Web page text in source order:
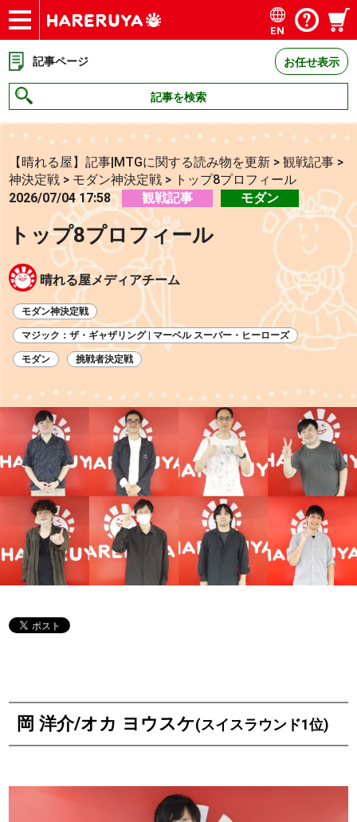
ショップ
買取
記事
デッキ検索
デッキ構築
選手一覧
店舗一覧
イベント
お問い合わせ
EN
記事ページ お任せ表示
記事を検索
【晴れる屋】記事|MTGに関する読み物を更新 >観戦記事 >
神決定戦 > モダン神決定戦 > トップ8プロフィール
2026/07/04 17:58
観戦記事 モダン
トップ8プロフィール
晴れる屋メディアチーム
モダン神決定戦
マジック：ザ・ギャザリング | マーベル スーパー・ヒーローズ
モダン 挑戦者決定戦
岡 洋介/オカ ヨウスケ(スイスラウンド1位)